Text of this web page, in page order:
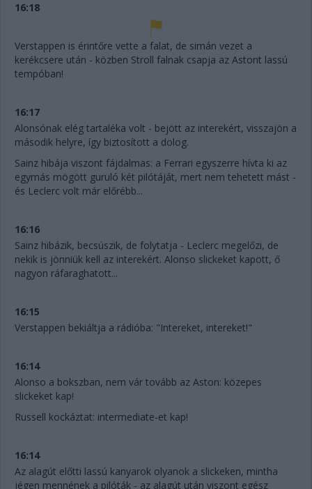
16:18
Verstappen is érintőre vette a falat, de simán vezet a
kerékcsere után - közben Stroll falnak csapja az Astont lassú
tempóban!
16:17
Alonsónak elég tartaléka volt - bejött az interekért, visszajön a
második helyre, így biztosított a dolog.
Sainz hibája viszont fájdalmas: a Ferrari egyszerre hívta ki az
egymás mögött guruló két pilótáját, mert nem tehetett mást -
és Leclerc volt már előrébb...
16:16
Sainz hibázik, becsúszik, de folytatja - Leclerc megelőzi, de
nekik is jönniük kell az interekért. Alonso slickeket kapott, ő
nagyon ráfaraghatott...
16:15
Verstappen bekiáltja a rádióba: "Intereket, intereket!"
16:14
Alonso a bokszban, nem vár tovább az Aston: közepes
slickeket kap!
Russell kockáztat: intermediate-et kap!
16:14
Az alagút előtti lassú kanyarok olyanok a slickeken, mintha
jégen mennének a pilóták - az alagút után viszont egész